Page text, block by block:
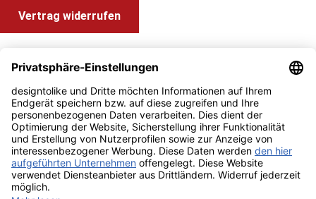
Vertrag widerrufen
Information und Impressum
Zahlung & Versand